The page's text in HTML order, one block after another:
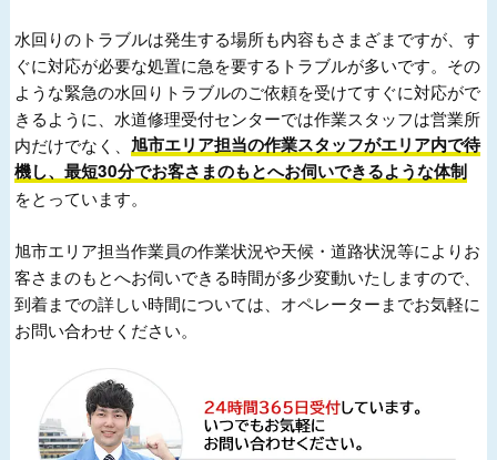
水回りのトラブルは発生する場所も内容もさまざまですが、す
ぐに対応が必要な処置に急を要するトラブルが多いです。その
ような緊急の水回りトラブルのご依頼を受けてすぐに対応がで
きるように、水道修理受付センターでは作業スタッフは営業所
内だけでなく、旭市エリア担当の作業スタッフがエリア内で待
機し、最短30分でお客さまのもとへお伺いできるような体制
をとっています。
旭市エリア担当作業員の作業状況や天候・道路状況等によりお
客さまのもとへお伺いできる時間が多少変動いたしますので、
到着までの詳しい時間については、オペレーターまでお気軽に
お問い合わせください。